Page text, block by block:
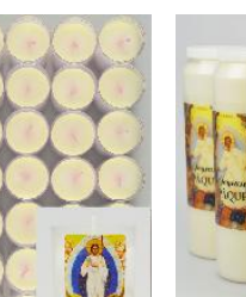
Bougie Neuvaine pour une Guérison - 17.5cm
€4.90